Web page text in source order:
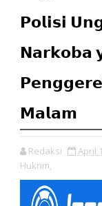
𝗣𝗼𝗹𝗶𝘀𝗶
𝗡𝗮𝗿𝗸𝗼𝗯𝗮
𝗠𝗮𝗹𝗮𝗺
Redaksi April
Hukrim,